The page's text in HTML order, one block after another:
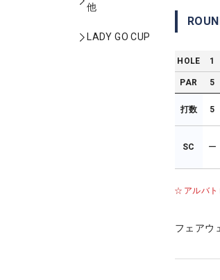
他
LADY GO CUP
HOLE 1
PAR 5
打数 5
SC ー
アルバ
フェアウ